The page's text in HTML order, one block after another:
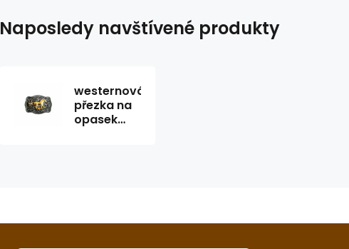
Naposledy navštívené produkty
westernová
přezka na
opasek